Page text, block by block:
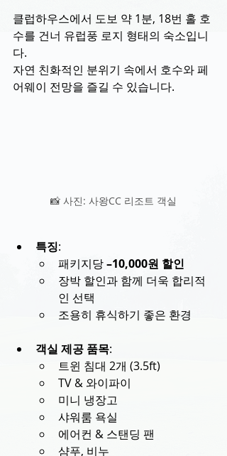
클럽하우스에서 도보 약 1분, 18번 홀 호
수를 건너 유럽풍 로지 형태의 숙소입니
다.
자연 친화적인 분위기 속에서 호수와 페
어웨이 전망을 즐길 수 있습니다.
📸 사진: 사왕CC 리조트 객실
특징:
패키지당 –10,000원 할인
장박 할인과 함께 더욱 합리적
인 선택
조용히 휴식하기 좋은 환경
객실 제공 품목:
트윈 침대 2개 (3.5ft)
TV & 와이파이
미니 냉장고
샤워룸 욕실
에어컨 & 스탠딩 팬
샴푸, 비누